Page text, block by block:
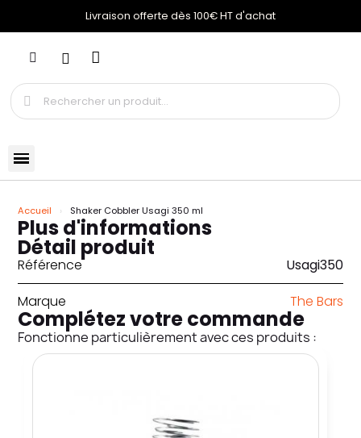
Livraison offerte dès 100€ HT d'achat
Accueil Shaker Cobbler Usagi 350 ml
Plus d'informations
Détail produit
Référence
Usagi350
Marque
The Bars
Complétez votre commande
Fonctionne particulièrement avec ces produits :